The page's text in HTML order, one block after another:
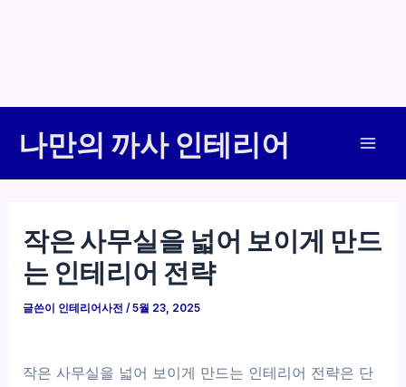
나만의 까사 인테리어
작은 사무실을 넓어 보이게 만드
는 인테리어 전략
글쓴이 인테리어사전/5월 23, 2025
작은 사무실을 넓어 보이게 만드는 인테리어 전략은 단